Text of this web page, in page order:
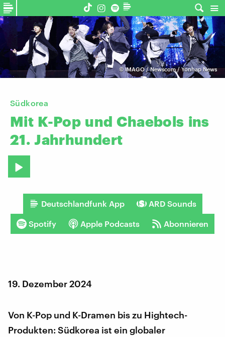
© IMAGO / Newscom / Yonhap News
Südkorea
Mit K-Pop und Chaebols ins
21. Jahrhundert
Deutschlandfunk App ARD Sounds
Spotify Apple Podcasts Abonnieren
19. Dezember 2024
Von K-Pop und K-Dramen bis zu Hightech-
Produkten: Südkorea ist ein globaler